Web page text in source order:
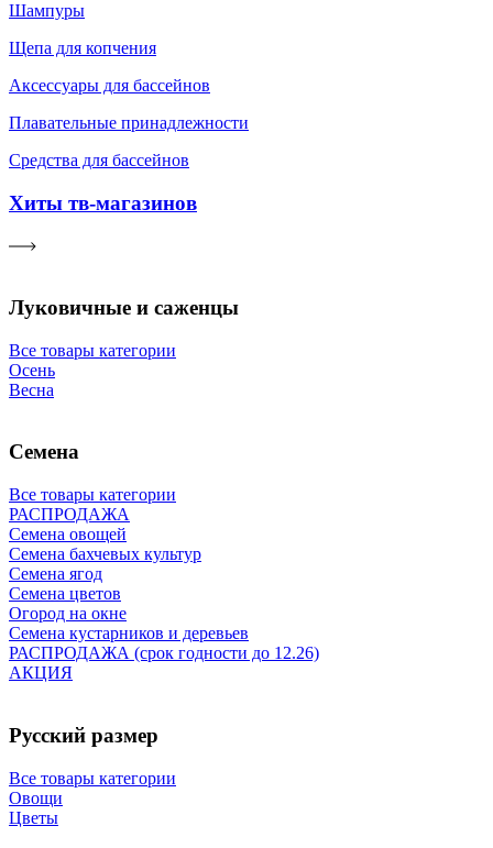
Шампуры
Щепа для копчения
Аксессуары для бассейнов
Плавательные принадлежности
Средства для бассейнов
Хиты тв-магазинов
Луковичные и саженцы
Все товары категории
Осень
Весна
Семена
Все товары категории
РАСПРОДАЖА
Семена овощей
Семена бахчевых культур
Семена ягод
Семена цветов
Огород на окне
Семена кустарников и деревьев
РАСПРОДАЖА (срок годности до 12.26)
АКЦИЯ
Русский размер
Все товары категории
Овощи
Цветы